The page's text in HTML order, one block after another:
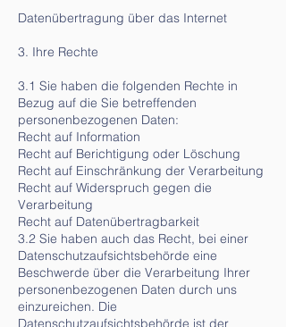
Datenübertragung über das Internet
3. Ihre Rechte
3.1 Sie haben die folgenden Rechte in
Bezug auf die Sie betreffenden
personenbezogenen Daten:
Recht auf Information
Recht auf Berichtigung oder Löschung
Recht auf Einschränkung der Verarbeitung
Recht auf Widerspruch gegen die
Verarbeitung
Recht auf Datenübertragbarkeit
3.2 Sie haben auch das Recht, bei einer
Datenschutzaufsichtsbehörde eine
Beschwerde über die Verarbeitung Ihrer
personenbezogenen Daten durch uns
einzureichen. Die
Datenschutzaufsichtsbehörde ist der